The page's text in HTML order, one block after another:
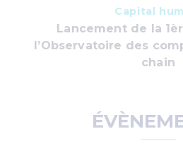
Capital
Lancement de la
l’Observatoire des
chain